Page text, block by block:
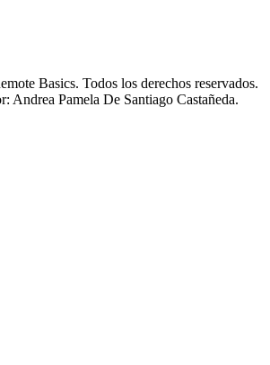
Basics. Todos los derechos reservados.
Andrea Pamela De Santiago Castañeda.